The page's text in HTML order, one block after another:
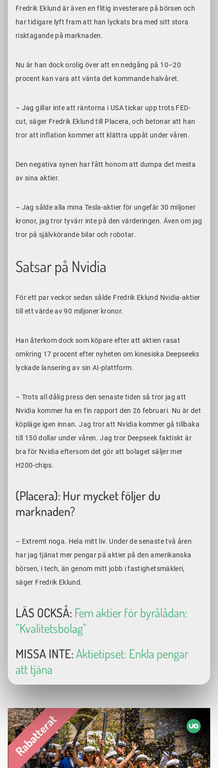
Fredrik Eklund är även en flitig investerare på börsen och
har tidigare lyft fram att han lyckats bra med sitt stora
risktagande på marknaden.
Nu är han dock orolig över att en nedgång på 10–20
procent kan vara att vänta det kommande halvåret.
– Jag gillar inte att räntorna i USA tickar upp trots FED-
cut, säger Fredrik Eklund till Placera, och betonar att han
tror att inflation kommer att klättra uppåt under våren.
Den negativa synen har fått honom att dumpa det mesta
av sina aktier.
– Jag sålde alla mina Tesla-aktier för ungefär 30 miljoner
kronor, jag tror tyvärr inte på den värderingen. Även om jag
tror på självkörande bilar och robotar.
Satsar på Nvidia
För ett par veckor sedan sålde Fredrik Eklund Nvidia-aktier
till ett värde av 90 miljoner kronor.
Han återkom dock som köpare efter att aktien rasat
omkring 17 procent efter nyheten om kinesiska Deepseeks
lyckade lansering av sin AI-plattform.
– Trots all dålig press den senaste tiden så tror jag att
Nvidia kommer ha en fin rapport den 26 februari. Nu är det
köpläge igen innan. Jag tror att Nvidia kommer gå tillbaka
till 150 dollar under våren. Jag tror Deepseek faktiskt är
bra för Nvidia eftersom det gör att bolaget säljer mer
H200-chips.
(Placera): Hur mycket följer du
marknaden?
– Extremt noga. Hela mitt liv. Under de senaste två åren
har jag tjänat mer pengar på aktier på den amerikanska
börsen, i tech, än genom mitt jobb i fastighetsmäkleri,
säger Fredrik Eklund.
LÄS OCKSÅ: Fem aktier för byrålådan:
”Kvalitetsbolag”
MISSA INTE:Aktietipset: Enkla pengar
att tjäna